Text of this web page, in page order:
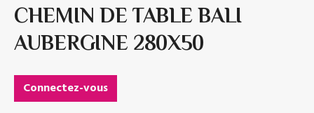
CHEMIN DE TABLE BALI
AUBERGINE 280X50
Connectez-vous